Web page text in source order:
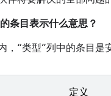
条目表示什么意思？
，“类型”列中的条目是
定义